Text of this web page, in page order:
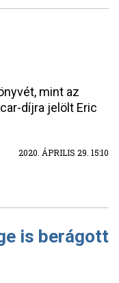
mint az
díjra jelölt Eric
2020. ÁPRILIS 29. 15:10
is berágott